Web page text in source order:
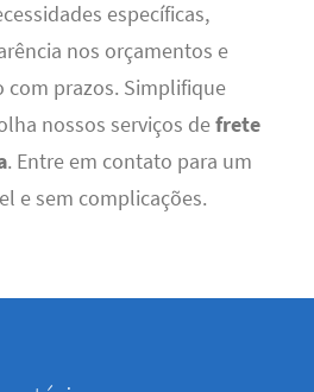
específicas,
nos orçamentos e
prazos. Simplifique
nossos serviços defrete
. Entre em contato para um
e sem complicações.